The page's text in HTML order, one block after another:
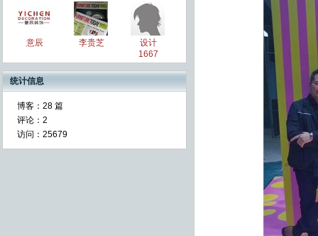
意辰 李贵芝
设计
1667
统计信息
博客： 28 篇
评论： 2
访问： 25679